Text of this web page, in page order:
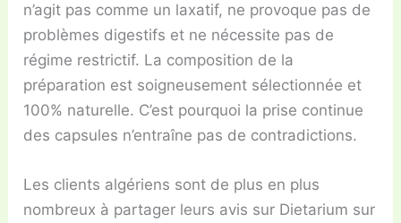
n’agit pas comme un laxatif, ne provoque pas de
problèmes digestifs et ne nécessite pas de
régime restrictif. La composition de la
préparation est soigneusement sélectionnée et
100% naturelle. C’est pourquoi la prise continue
des capsules n’entraîne pas de contradictions.
Les clients algériens sont de plus en plus
nombreux à partager leurs avis sur Dietarium sur